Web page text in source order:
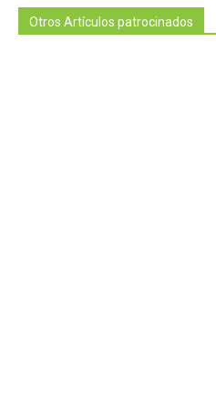
Otros Artículos patrocinados